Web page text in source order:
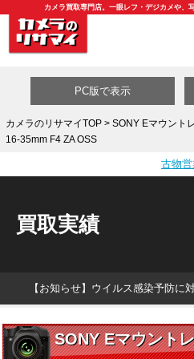
カメラ買取専門店。一眼レフ・デジカメや、
PC版で表示
カメラのリサマイTOP> SONY Eマウント
16-35mm F4 ZA OSS
古物
買取実績
【お知らせ】ウイルス感染予防に